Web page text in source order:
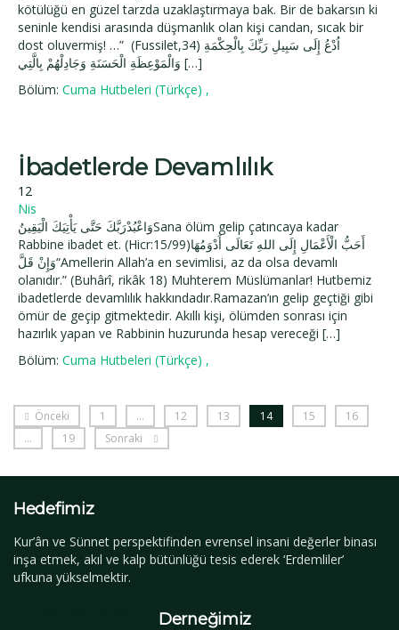
kötülüğü en güzel tarzda uzaklaştırmaya bak. Bir de bakarsın ki
seninle kendisi arasında düşmanlık olan kişi candan, sıcak bir
dost oluvermiş! …” (Fussilet,34) اُدْعُ إِلَى سَبِيلِ رَبِّكَ بِالْحِكْمَةِ
وَالْمَوْعِظَةِ الْحَسَنَةِ وَجَادِلْهُمْ بِالَّتِي […]
Bölüm: Cuma Hutbeleri (Türkçe) ,
İbadetlerde Devamlılık
12
Nis
وَاعْبُدْرَبَّكَ حَتَّى يَأْتِيَكَ الْيَقِينُSana ölüm gelip çatıncaya kadar
Rabbine ibadet et. (Hicr:15/99)أَحَبُّ الْأَعْمَالِ إِلَى اللهِ تَعَالَى أَدْوَمُهَا
وَإِنْ قَلَّ“Amellerin Allah’a en sevimlisi, az da olsa devamlı
olanıdır.” (Buhârî, rikâk 18) Muhterem Müslümanlar! Hutbemiz
ibadetlerde devamlılık hakkındadır.Ramazan’ın gelip geçtiği gibi
ömür de geçip gitmektedir. Akıllı kişi, ölümden sonrası için
hazırlık yapan ve Rabbinin huzurunda hesap vereceği […]
Bölüm: Cuma Hutbeleri (Türkçe) ,
Önceki 1 … 12 13 14 15
16
…
19 Sonraki
Hedefimiz
Kur’ân ve Sünnet perspektifinden evrensel insani değerler binası
inşa etmek, akıl ve kalp bütünlüğü tesis ederek ‘Erdemliler’
ufkuna yükselmektir.
Derneğimiz